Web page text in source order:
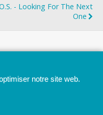
- Looking For The Next
One
notre site web.